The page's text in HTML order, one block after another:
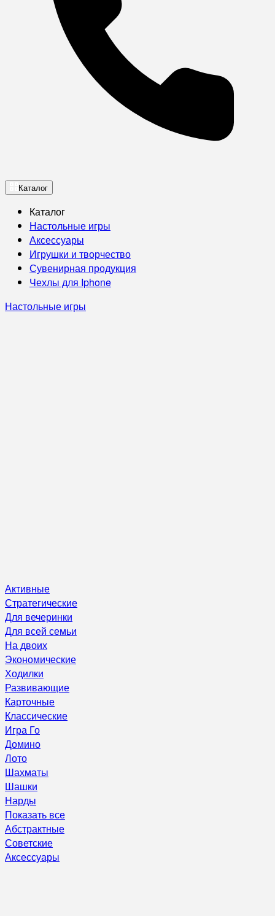
Каталог
Каталог
Настольные игры
Аксессуары
Игрушки и творчество
Сувенирная продукция
Чехлы для Iphone
Настольные игры
Активные
Стратегические
Для вечеринки
Для всей семьи
На двоих
Экономические
Ходилки
Развивающие
Карточные
Классические
Игра Го
Домино
Лото
Шахматы
Шашки
Нарды
Показать все
Абстрактные
Советские
Аксессуары